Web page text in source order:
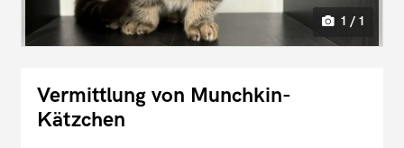
1 / 1
Vermittlung von Munchkin-
Kätzchen